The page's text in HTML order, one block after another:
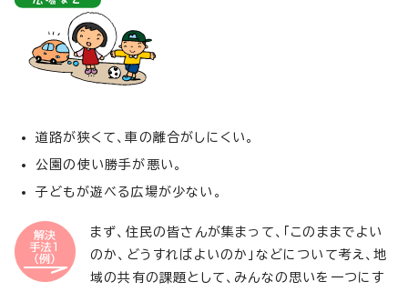
道路が狭くて、車の離合がしにくい。
公園の使い勝手が悪い。
子どもが遊べる広場が少ない。
まず、住民の皆さんが集まって、「このままでよい
のか、どうすればよいのか」などについて考え、地
域の共有の課題として、みんなの思いを一つにす